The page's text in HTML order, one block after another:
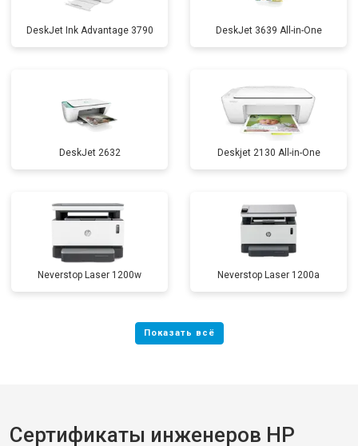
DeskJet Ink Advantage 3790 DeskJet 3639 All-in-One
DeskJet 2632 Deskjet 2130 All-in-One
Neverstop Laser 1200w Neverstop Laser 1200a
Сертификаты инженеров HP